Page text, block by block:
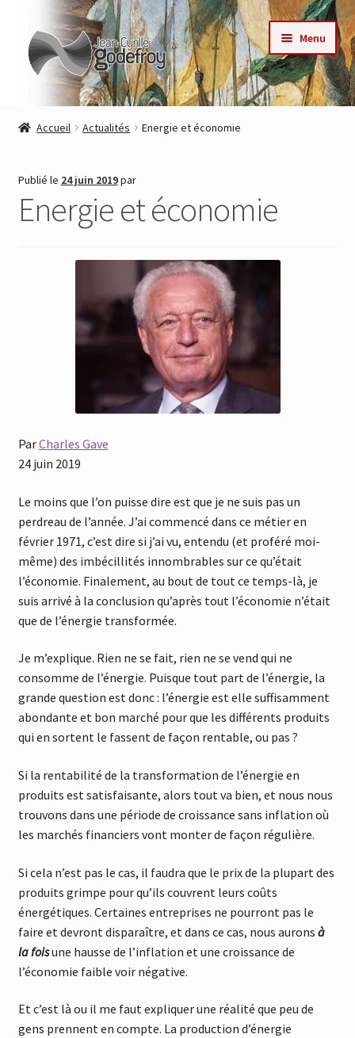
Aller
navigation
Aller
au
contenu
Menu
Accueil
Auteurs
Commande
Accueil Actualités Energie et économie
Publié le 24 juin 2019par
Energie et économie
ParCharles Gave
24 juin 2019
Le moins que l’on puisse dire est que je ne suis pas un
perdreau de l’année. J’ai commencé dans ce métier en
février 1971, c’est dire si j’ai vu, entendu (et proféré moi-
même) des imbécillités innombrables sur ce qu’était
l’économie. Finalement, au bout de tout ce temps-là, je
suis arrivé à la conclusion qu’après tout l’économie n’était
que de l’énergie transformée.
Je m’explique. Rien ne se fait, rien ne se vend qui ne
consomme de l’énergie. Puisque tout part de l’énergie, la
grande question est donc : l’énergie est elle suffisamment
abondante et bon marché pour que les différents produits
qui en sortent le fassent de façon rentable, ou pas ?
Si la rentabilité de la transformation de l’énergie en
produits est satisfaisante, alors tout va bien, et nous nous
trouvons dans une période de croissance sans inflation où
les marchés financiers vont monter de façon régulière.
Si cela n’est pas le cas, il faudra que le prix de la plupart des
produits grimpe pour qu’ils couvrent leurs coûts
énergétiques. Certaines entreprises ne pourront pas le
faire et devront disparaître, et dans ce cas, nous aurons à
la foisune hausse de l’inflation et une croissance de
l’économie faible voir négative.
Et c’est là ou il me faut expliquer une réalité que peu de
gens prennent en compte. La production d’énergie